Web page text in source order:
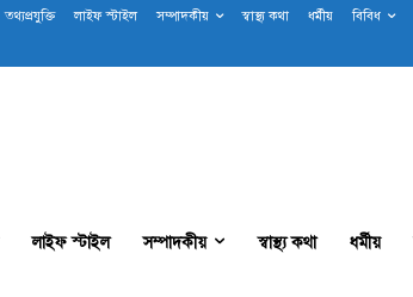
তথ্যপ্রযুক্তি লাইফ স্টাইল সম্পাদকীয় স্বাস্থ্য কথা ধর্মীয় বিবিধ
লাইফ স্টাইল সম্পাদকীয় স্বাস্থ্য কথা ধর্মীয়